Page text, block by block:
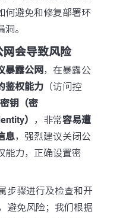
何避免和修复部署环
。
网会导致风险
暴露公网 ，在暴露公
鉴权能力 （访问控
钥（密
）
，非常容易遭
息，强烈建议关闭公
能力，正确设置密
步骤进行及检查和开
避免风险；我们根据